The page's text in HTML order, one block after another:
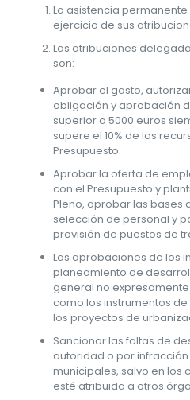
La asistencia
ejercicio de sus
Las atribuciones
son:
Aprobar el gasto,
obligación y aprobación
superior a 5000 euros
supere el 10% de los
Presupuesto.
Aprobar la oferta de
con el Presupuesto y
Pleno, aprobar las bases
selección de personal y
provisión de puestos de
Las aprobaciones de los
planeamiento de
general no
como los instrumentos
los proyectos de
Sancionar las faltas de
autoridad o por
municipales, salvo en los
esté atribuida a otros